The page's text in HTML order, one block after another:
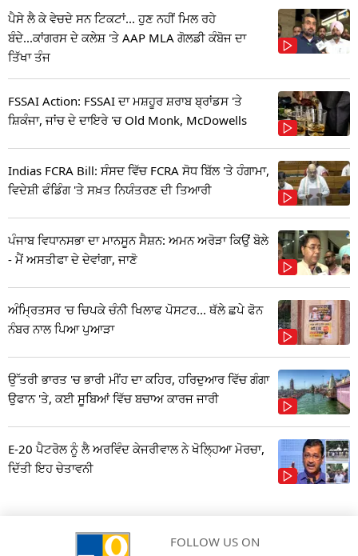
ਪੈਸੇ ਲੈ ਕੇ ਵੇਚਦੇ ਸਨ ਟਿਕਟਾਂ... ਹੁਣ ਨਹੀਂ ਮਿਲ ਰਹੇ
ਬੰਦੇ...ਕਾਂਗਰਸ ਦੇ ਕਲੇਸ਼ 'ਤੇ AAP MLA ਗੋਲਡੀ ਕੰਬੋਜ ਦਾ
ਤਿੱਖਾ ਤੰਜ
FSSAI Action: FSSAI ਦਾ ਮਸ਼ਹੂਰ ਸ਼ਰਾਬ ਬ੍ਰਾਂਡਸ 'ਤੇ
ਸ਼ਿਕੰਜਾ, ਜਾਂਚ ਦੇ ਦਾਇਰੇ 'ਚ Old Monk, McDowells
Indias FCRA Bill: ਸੰਸਦ ਵਿੱਚ FCRA ਸੋਧ ਬਿੱਲ 'ਤੇ ਹੰਗਾਮਾ,
ਵਿਦੇਸ਼ੀ ਫੰਡਿੰਗ 'ਤੇ ਸਖ਼ਤ ਨਿਯੰਤਰਣ ਦੀ ਤਿਆਰੀ
ਪੰਜਾਬ ਵਿਧਾਨਸਭਾ ਦਾ ਮਾਨਸੂਨ ਸੈਸ਼ਨ: ਅਮਨ ਅਰੋੜਾ ਕਿਉਂ ਬੋਲੇ
- ਮੈਂ ਅਸਤੀਫਾ ਦੇ ਦੇਵਾਂਗਾ, ਜਾਣੋ
ਅੰਮ੍ਰਿਤਸਰ 'ਚ ਚਿਪਕੇ ਚੰਨੀ ਖਿਲਾਫ ਪੋਸਟਰ... ਥੱਲੇ ਛਪੇ ਫੋਨ
ਨੰਬਰ ਨਾਲ ਪਿਆ ਪੁਆੜਾ
ਉੱਤਰੀ ਭਾਰਤ 'ਚ ਭਾਰੀ ਮੀਂਹ ਦਾ ਕਹਿਰ, ਹਰਿਦੁਆਰ ਵਿੱਚ ਗੰਗਾ
ਉਫਾਨ 'ਤੇ, ਕਈ ਸੂਬਿਆਂ ਵਿੱਚ ਬਚਾਅ ਕਾਰਜ ਜਾਰੀ
E-20 ਪੈਟਰੋਲ ਨੂੰ ਲੈ ਅਰਵਿੰਦ ਕੇਜਰੀਵਾਲ ਨੇ ਖੋਲ੍ਹਿਆ ਮੋਰਚਾ,
ਦਿੱਤੀ ਇਹ ਚੇਤਾਵਨੀ
FOLLOW US ON